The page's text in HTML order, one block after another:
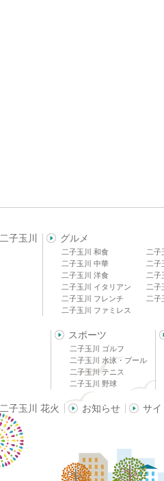
二子玉川 グルメ
二子玉川 和食
二子玉川 中華
二子玉川 洋食
二子玉川 イタリアン
二子玉川 フレンチ
二子玉川 ファミレス
二子
二子
二子
二子
二子
スポーツ
二子玉川 ゴルフ
二子玉川 水泳・プール
二子玉川 テニス
二子玉川 野球
二子玉川 花火 お知らせ サイ